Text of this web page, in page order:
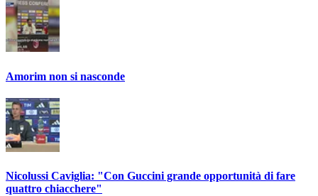
Amorim non si nasconde
Nicolussi Caviglia: "Con Guccini grande opportunità di fare
quattro chiacchere"